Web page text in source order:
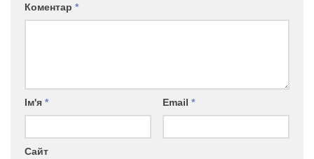
Коментар *
Ім'я * Email *
Сайт